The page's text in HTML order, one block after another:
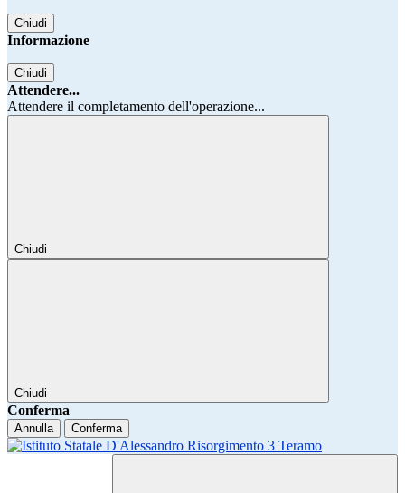
Chiudi
Informazione
Chiudi
Attendere...
Attendere il completamento dell'operazione...
Chiudi
Chiudi
Conferma
Annulla Conferma